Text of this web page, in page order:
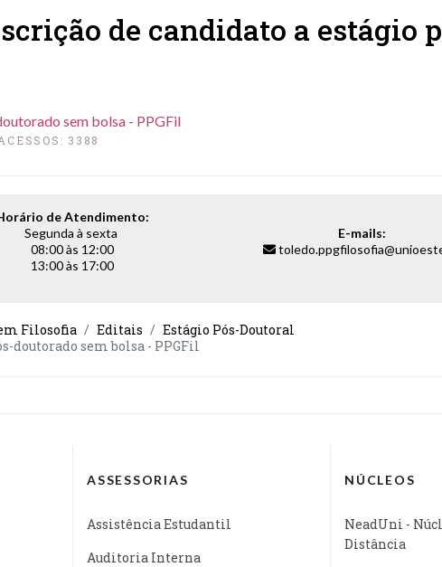
de candidato a estágio
sem bolsa - PPGFil
3388
de Atendimento:
Segunda à sexta
08:00 às 12:00
13:00 às 17:00
E-mails:
Filosofia Editais
Estágio Pós-Doutoral
doutorado sem bolsa - PPGFil
ASSESSORIAS
Assistência Estudantil
Auditoria Interna
NÚCLEOS
NeadUni -
Distância